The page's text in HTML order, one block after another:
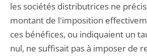
les sociétés distributrices ne
montant de l'imposition
ces bénéfices, ou indiquaient un
nul, ne suffisait pas à imposer de